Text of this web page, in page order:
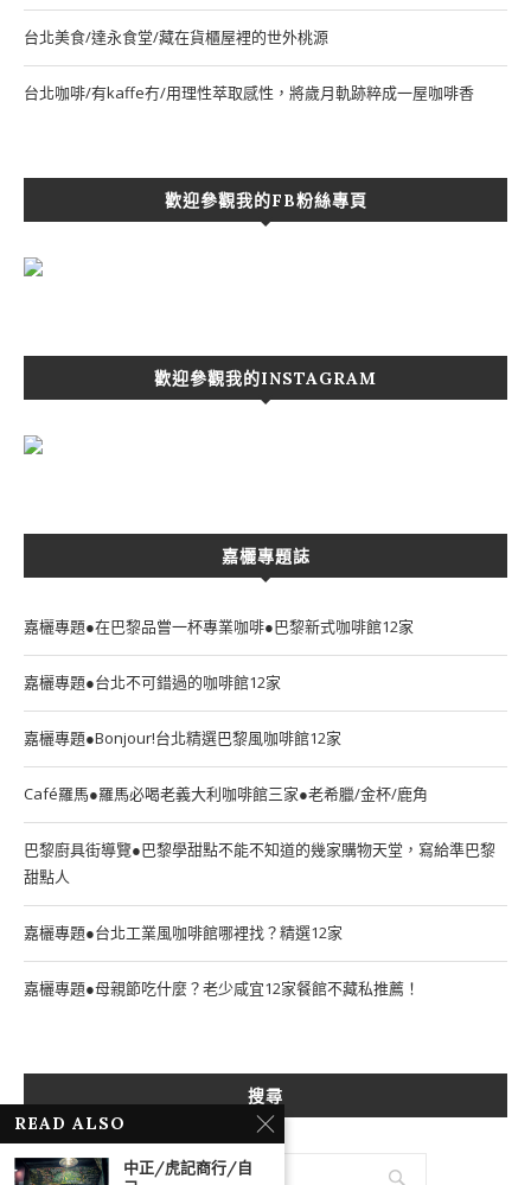
台北美食/達永食堂/藏在貨櫃屋裡的世外桃源
台北咖啡/有kaffe冇/用理性萃取感性，將歲月軌跡粹成一屋咖啡香
歡迎參觀我的FB粉絲專頁
歡迎參觀我的INSTAGRAM
嘉欐專題誌
嘉欐專題●在巴黎品嘗一杯專業咖啡●巴黎新式咖啡館12家
嘉欐專題●台北不可錯過的咖啡館12家
嘉欐專題●Bonjour!台北精選巴黎風咖啡館12家
Café羅馬●羅馬必喝老義大利咖啡館三家●老希臘/金杯/鹿角
巴黎廚具街導覽●巴黎學甜點不能不知道的幾家購物天堂，寫給準巴黎
甜點人
嘉欐專題●台北工業風咖啡館哪裡找？精選12家
嘉欐專題●母親節吃什麼？老少咸宜12家餐館不藏私推薦！
搜尋
READ ALSO
中正/虎記商行/自